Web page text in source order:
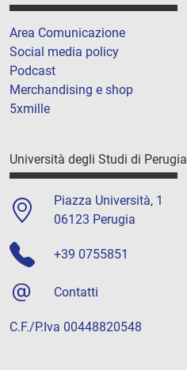
Area Comunicazione
Social media policy
Podcast
Merchandising e shop
5xmille
Università degli Studi di Perugia
Piazza Università, 1
06123 Perugia
+39 0755851
Contatti
C.F./P.Iva 00448820548